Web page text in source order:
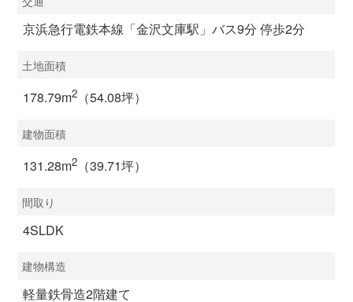
京浜急行電鉄本線「金沢文庫駅」バス9分 停歩2分
土地面積
178.79m2（54.08坪）
建物面積
131.28m2（39.71坪）
間取り
4SLDK
建物構造
軽量鉄骨造2階建て